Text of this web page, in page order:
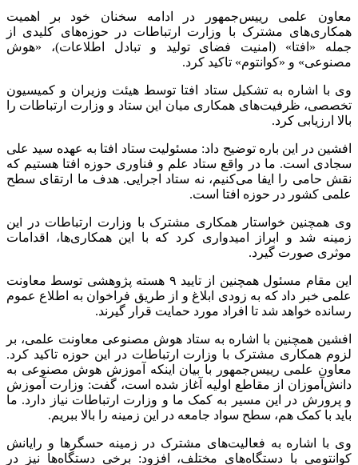
معاون علمی رییس‌جمهور در ادامه سخنان خود بر اهمیت
همکاری‌های مشترک با وزارت ارتباطات در حوزه‌های کلیدی از
جمله «افتا» (امنیت فضای تولید و تبادل اطلاعات)، «هوش
مصنوعی» و «کوانتوم» تاکید کرد.
وی با اشاره به تشکیل ستاد افتا توسط هیئت وزیران و کمیسیون
تخصصی، ظرفیت‌های همکاری میان این ستاد و وزارت ارتباطات را
بالا ارزیابی کرد.
افشین در این باره توضیح داد: مسئولیت ستاد افتا به عهده سید علی
سجادی است. ما در واقع ستاد علم و فناوری حوزه افتا هستیم که
نقش حامی را ایفا می‌کنیم، نه ستاد اجرایی. هدف ما ارتقای سطح
علمی کشور در حوزه افتا است.
وی همچنین خواستار همکاری مشترک با وزارت ارتباطات در این
زمینه شد و ابراز امیدواری کرد که با این همکاری‌ها، اقدامات
موثری صورت گیرد.
این مقام مسئول همچنین از تایید ۹ هسته پژوهشی توسط معاونت
علمی خبر داد که به زودی ابلاغ و از طریق فراخوان به اطلاع عموم
رسانده خواهد شد تا افراد مورد حمایت قرار گیرند.
افشین همچنین با اشاره به ستاد هوش مصنوعی معاونت علمی، بر
لزوم همکاری مشترک با وزارت ارتباطات در این حوزه تاکید کرد.
معاون علمی رییس‌جمهور با بیان اینکه آموزش هوش مصنوعی به
دانش‌آموزان از مقاطع اولیه آغاز شده است، گفت: وزارت آموزش
و پرورش در این مسیر به کمک ما و وزارت ارتباطات نیاز دارد. ما
باید با کمک هم، سطح سواد جامعه در این زمینه را بالا ببریم.
وی با اشاره به فعالیت‌های مشترک در زمینه حسگرها و رایانش
کوانتومی با دستگاه‌های مختلف، افزود: برخی دستگاه‌ها نیز در